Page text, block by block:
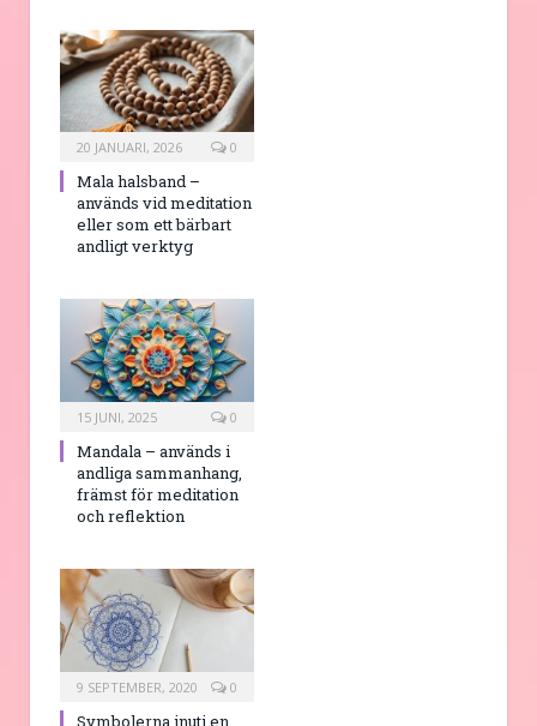
20 JANUARI, 2026 0
Mala halsband –
används vid meditation
eller som ett bärbart
andligt verktyg
15 JUNI, 2025 0
Mandala – används i
andliga sammanhang,
främst för meditation
och reflektion
9 SEPTEMBER, 2020 0
Symbolerna inuti en